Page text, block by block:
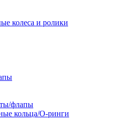
колеса и ролики
флапы
кольца/О-ринги